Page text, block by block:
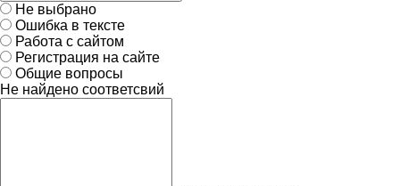
Не выбрано
Ошибка в тексте
Работа с сайтом
Регистрация на сайте
Общие вопросы
Не найдено соответсвий